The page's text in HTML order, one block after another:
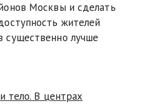
Москвы и сделать
жителей
существенно лучше
тело. В центрах